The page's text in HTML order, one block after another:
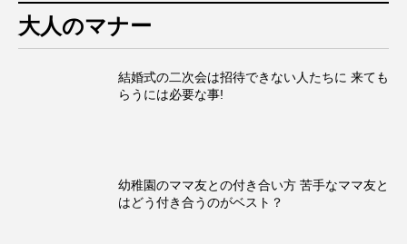
大人のマナー
結婚式の二次会は招待できない人たちに 来ても
らうには必要な事!
幼稚園のママ友との付き合い方 苦手なママ友と
はどう付き合うのがベスト？